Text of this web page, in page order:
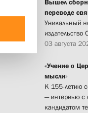
Вышел
переводе
Уникальный
издательство
03 августа
«Учение о
мысли»
К 155-летию
— интервью с
кандидатом